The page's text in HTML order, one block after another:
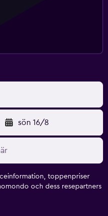
sön 16/8
toppenpriser
och dess resepartners